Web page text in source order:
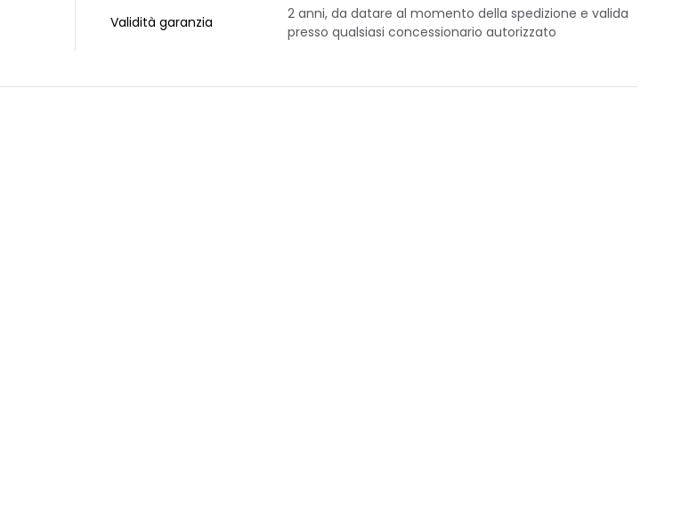
Validità garanzia
2 anni, da datare al momento della spedizione e valida
presso qualsiasi concessionario autorizzato